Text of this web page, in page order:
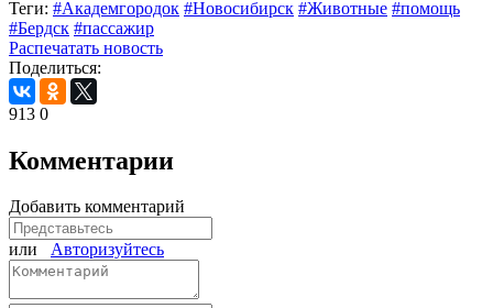
Теги: #Академгородок #Новосибирск #Животные #помощь
#Бердск #пассажир
Распечатать новость
Поделиться:
913 0
Комментарии
Добавить комментарий
или Авторизуйтесь